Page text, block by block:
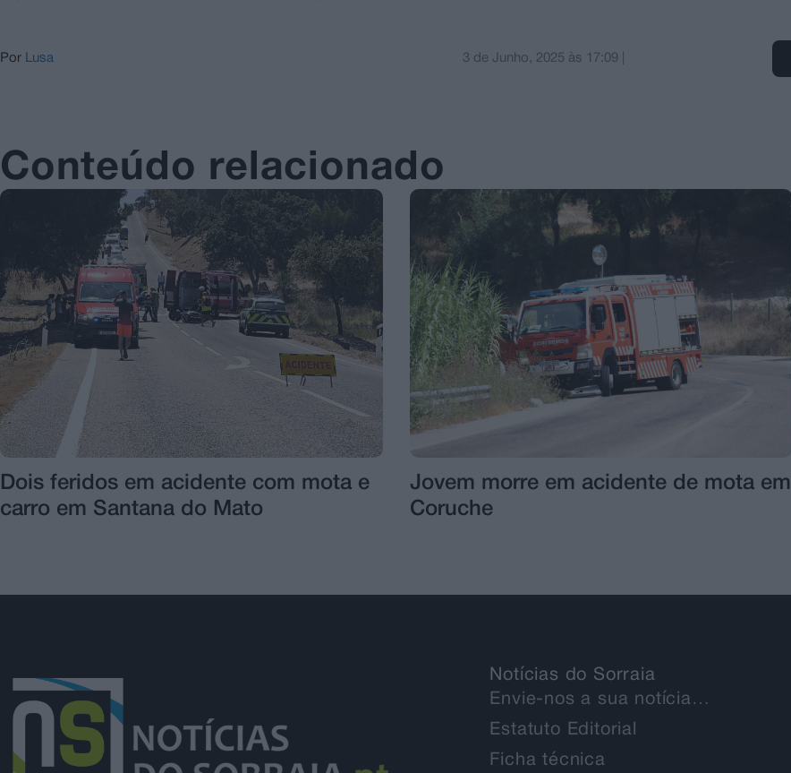
Por Lusa 3 de Junho, 2025 às 17:09
Conteúdo relacionado
Dois feridos em acidente com mota e
carro em Santana do Mato
Jovem morre em acidente de mota em
Coruche
Notícias do Sorraia
Envie-nos a sua notícia…
Estatuto Editorial
Ficha técnica